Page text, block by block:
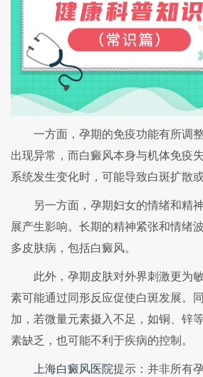
一方面，孕期的免疫功能有所调
出现异常，而白癜风本身与机体免疫
系统发生变化时，可能导致白斑扩散或
另一方面，孕期妇女的情绪和精
展产生影响。长期的精神紧张和情绪
多皮肤病，包括白癜风。
此外，孕期皮肤对外界刺激更为
素可能通过同形反应促使白斑发展。
加，若微量元素摄入不足，如铜、锌
素缺乏，也可能不利于疾病的控制。
上海白癜风医院提示：并非所有